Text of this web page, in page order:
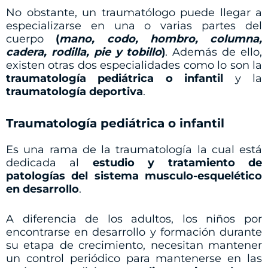
No obstante, un traumatólogo puede llegar a
especializarse en una o varias partes del
cuerpo (mano, codo, hombro, columna,
cadera, rodilla, pie y tobillo). Además de ello,
existen otras dos especialidades como lo son la
traumatología pediátrica o infantil y la
traumatología deportiva.
Traumatología pediátrica o infantil
Es una rama de la traumatología la cual está
dedicada al estudio y tratamiento de
patologías del sistema musculo-esquelético
en desarrollo.
A diferencia de los adultos, los niños por
encontrarse en desarrollo y formación durante
su etapa de crecimiento, necesitan mantener
un control periódico para mantenerse en las